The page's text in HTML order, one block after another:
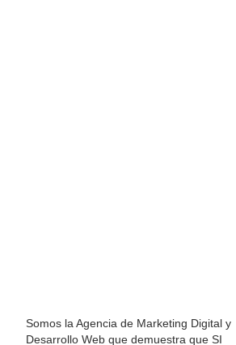
Somos la Agencia de Marketing Digital y
Desarrollo Web que demuestra que SI